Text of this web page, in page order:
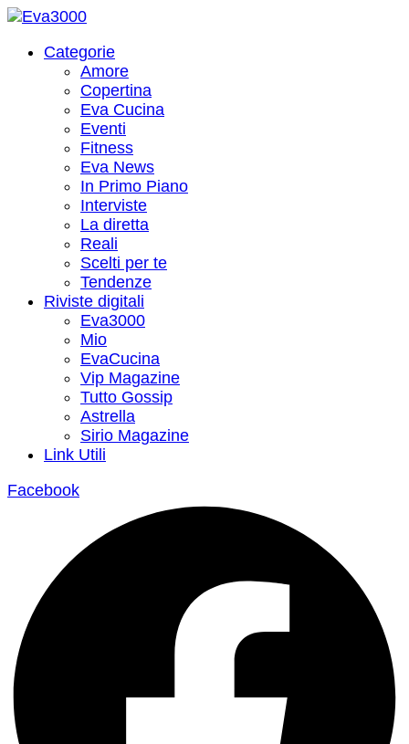
Categorie
Amore
Copertina
Eva Cucina
Eventi
Fitness
Eva News
In Primo Piano
Interviste
La diretta
Reali
Scelti per te
Tendenze
Riviste digitali
Eva3000
Mio
EvaCucina
Vip Magazine
Tutto Gossip
Astrella
Sirio Magazine
Link Utili
Facebook